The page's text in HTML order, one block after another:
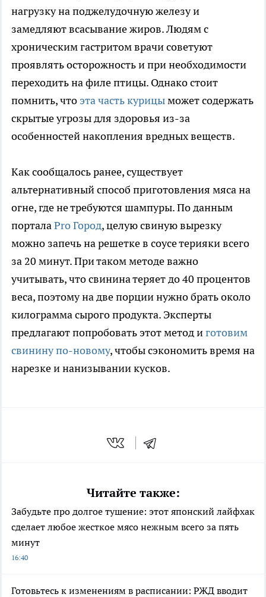
нагрузку на поджелудочную железу и
замедляют всасывание жиров. Людям с
хроническим гастритом врачи советуют
проявлять осторожность и при необходимости
переходить на филе птицы. Однако стоит
помнить, что эта часть курицыможет содержать
скрытые угрозы для здоровья из-за
особенностей накопления вредных веществ.
Как сообщалось ранее, существует
альтернативный способ приготовления мяса на
огне, где не требуются шампуры. По данным
порталаPro Город, целую свиную вырезку
можно запечь на решетке в соусе терияки всего
за 20 минут. При таком методе важно
учитывать, что свинина теряет до 40 процентов
веса, поэтому на две порции нужно брать около
килограмма сырого продукта. Эксперты
предлагают попробовать этот метод иготовим
свинину по-новому, чтобы сэкономить время на
нарезке и нанизывании кусков.
Читайте также:
Забудьте про долгое тушение: этот японский лайфхак
сделает любое жесткое мясо нежным всего за пять
минут
16:40
Готовьтесь к изменениям в расписании: РЖД вводит